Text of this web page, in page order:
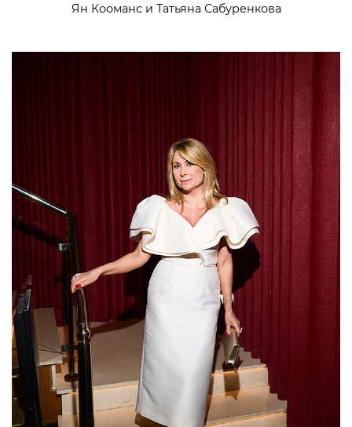
Ян Кооманс и Татьяна Сабуренкова